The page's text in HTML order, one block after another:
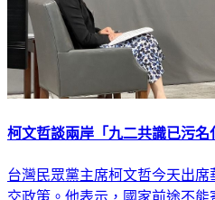
柯文哲談兩岸「九二共識已污
台灣民眾黨主席柯文哲今天出
交政策。他表示，國家前途不